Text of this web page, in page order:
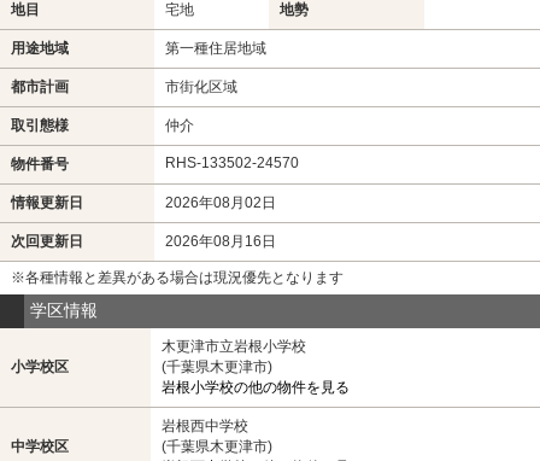
地目 宅地 地勢
用途地域 第一種住居地域
都市計画 市街化区域
取引態様 仲介
物件番号 RHS-133502-24570
情報更新日 2026年08月02日
次回更新日 2026年08月16日
※各種情報と差異がある場合は現況優先となります
学区情報
小学校区
木更津市立岩根小学校
(千葉県木更津市)
岩根小学校の他の物件を見る
中学校区
岩根西中学校
(千葉県木更津市)